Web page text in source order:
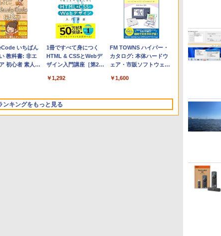
MacBook
ップ搭載13イ
トブック：AI
チLiquid
ニファイドメモ
SSDストレー
センターフレ
【Amazon.co.jp限定】
HP ノートパソコン 15-
fd 15.6インチ 16GBメ
テル Core 5
￥129,800
FMV ノートパソコン
WE1-K3 (MS 365
Personal/Copilotキー搭
i5/16GB/SSD 512GB/ホ
FMVWK3E15W_AZ
￥139,880
Office
Business
新 永続版)|オン
、
Robloxギフトカード -
2,000 Robux 【限定バ
ーチャルアイテムを含
ムコード】 ロブロック
版
￥3,200
Windows版 | Minecraft
(マインクラフト): Java &
Bedrock Edition | オンラ
￥3,600
いちばん
教科書: 非エ
初心者 素人
業にもコンテ
非エンジニア
AIコーディン
リーズ
1冊ですべて身につく
HTML & CSSとWebデ
ザイン入門講座［第2
￥1,292
FM TOWNS ハイパー・
カタログ: 本体ハードウ
ェア・市販ソフトウェア
最新エミュレータ紹介
￥1,600
ンキングをもっと見る